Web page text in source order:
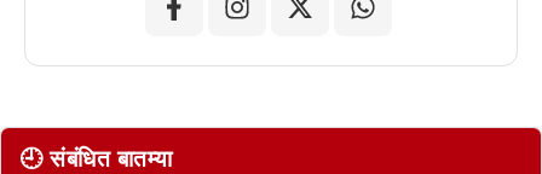
🕘 संबंधित बातम्या